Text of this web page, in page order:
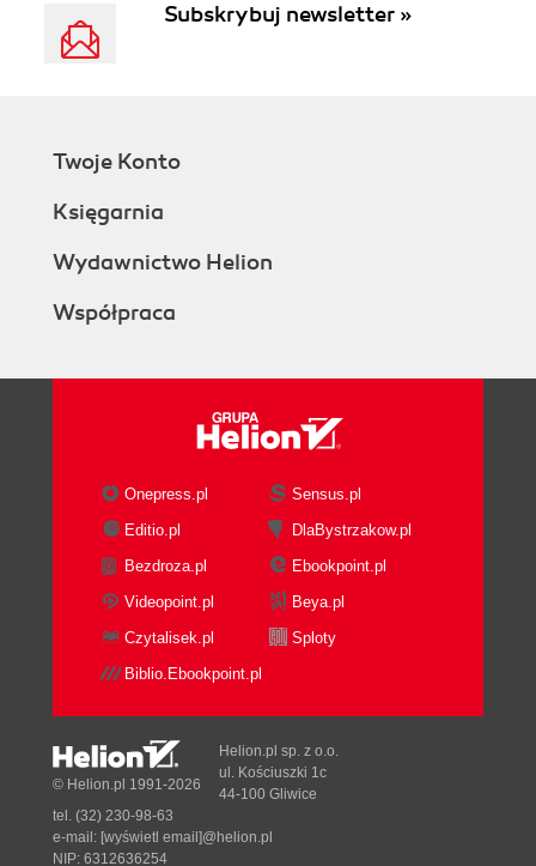
Subskrybuj newsletter »
Twoje Konto
Księgarnia
Wydawnictwo Helion
Współpraca
Onepress.pl
Sensus.pl
Editio.pl
DlaBystrzakow.pl
Bezdroza.pl
Ebookpoint.pl
Videopoint.pl
Beya.pl
Czytalisek.pl
Sploty
Biblio.Ebookpoint.pl
© Helion.pl 1991-2026
Helion.pl sp. z o.o.
ul. Kościuszki 1c
44-100 Gliwice
tel. (32) 230-98-63
e-mail: [wyświetl email]@helion.pl
NIP: 6312636254